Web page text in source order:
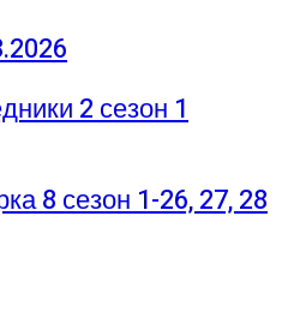
2 сезон 1
8 сезон 1-26, 27, 28